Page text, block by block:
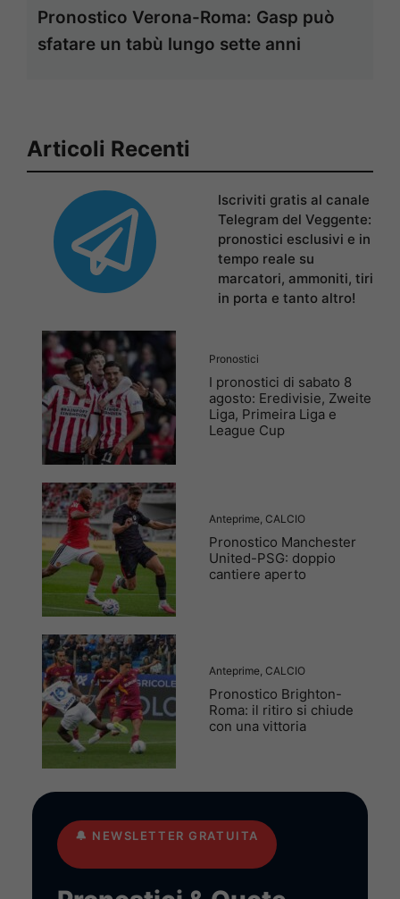
Pronostico Verona-Roma: Gasp può
sfatare un tabù lungo sette anni
Articoli Recenti
Iscriviti gratis al canale
Telegram del Veggente:
pronostici esclusivi e in
tempo reale su
marcatori, ammoniti, tiri
in porta e tanto altro!
Pronostici
I pronostici di sabato 8
agosto: Eredivisie, Zweite
Liga, Primeira Liga e
League Cup
Anteprime, CALCIO
Pronostico Manchester
United-PSG: doppio
cantiere aperto
Anteprime, CALCIO
Pronostico Brighton-
Roma: il ritiro si chiude
con una vittoria
🔔 NEWSLETTER GRATUITA